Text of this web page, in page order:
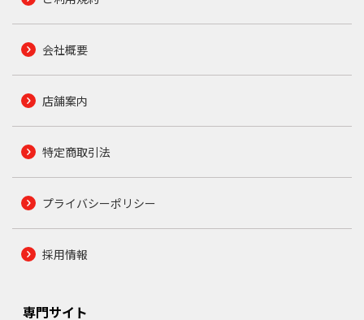
会社概要
店舗案内
特定商取引法
プライバシーポリシー
採用情報
専門サイト